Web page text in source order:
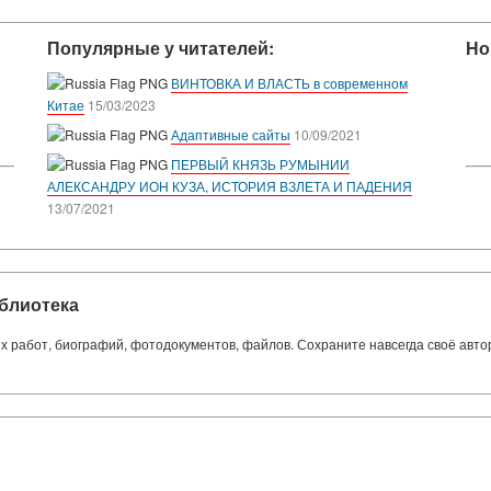
Популярные у читателей:
ВИНТОВКА И ВЛАСТЬ в современном
Китае 15/03/2023
Адаптивные сайты 10/09/2021
ПЕРВЫЙ КНЯЗЬ РУМЫНИИ
АЛЕКСАНДРУ ИОН КУЗА, ИСТОРИЯ ВЗЛЕТА И ПАДЕНИЯ
13/07/2021
работ, биографий, фотодокументов, файлов. Сохраните навсегда своё